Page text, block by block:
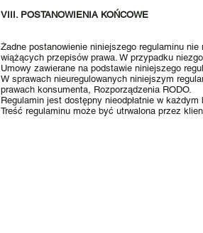
VIII. POSTANOWIENIA KOŃCOWE
Żadne postanowienie niniejszego regulaminu
wiążących przepisów prawa. W przypadku
Umowy zawierane na podstawie niniejszego
W sprawach nieuregulowanych niniejszym
prawach konsumenta, Rozporządzenia RODO.
Regulamin jest dostępny nieodpłatnie w
Treść regulaminu może być utrwalona przez